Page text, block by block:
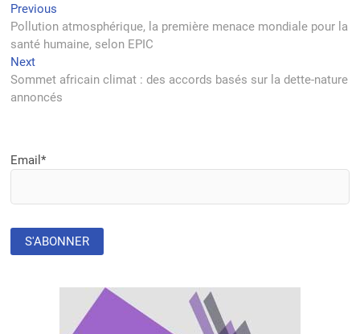
Navigation
de
l’article
Previous
post:
Pollution atmosphérique, la première menace mondiale pour la
santé humaine, selon EPIC
NextNext
post:
Sommet africain climat : des accords basés sur la dette-nature
annoncés
Email*